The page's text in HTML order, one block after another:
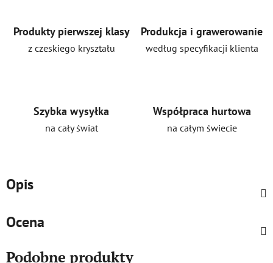
Produkty pierwszej klasy
z czeskiego kryształu
Produkcja i grawerowanie
według specyfikacji klienta
Szybka wysyłka
na cały świat
Współpraca hurtowa
na całym świecie
Opis
Ocena
Podobne produkty